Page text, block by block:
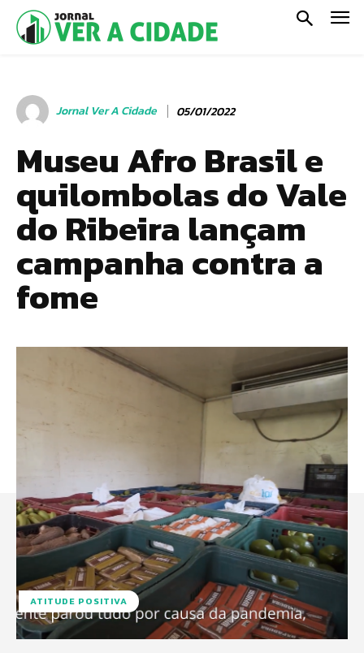
Jornal Ver A Cidade 05/01/2022
Museu Afro Brasil e
quilombolas do Vale
do Ribeira lançam
campanha contra a
fome
ATITUDE POSITIVA